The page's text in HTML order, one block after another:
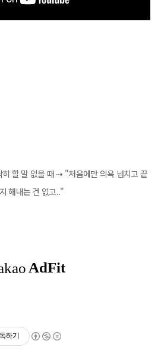
할 말 없을 때 ⇢ "처음에만 의욕 넘치고 끝
해내는 건 없고.."
하기